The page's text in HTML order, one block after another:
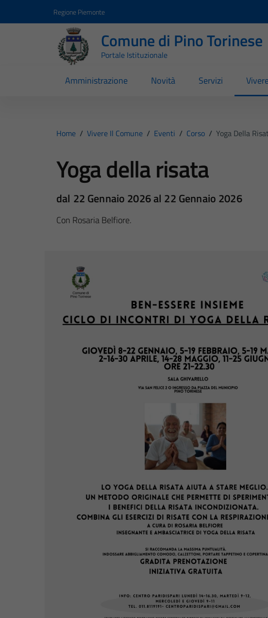
Regione Piemonte
Comune di Pino Torinese
Portale Istituzionale
Amministrazione Novità Servizi
Home / Vivere Il Comune / Eventi / Corso / Yoga Della
Yoga della risata
dal 22 Gennaio 2026 al 22 Gennaio 2026
Con Rosaria Belfiore.